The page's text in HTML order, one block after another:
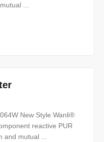
...
New Style Wanli®
reactive PUR
mutual ...